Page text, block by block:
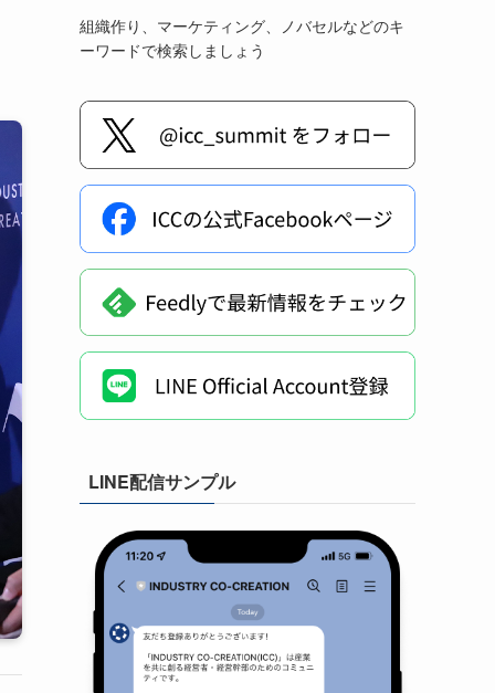
組織作り、マーケティング、ノバセルなどのキ
ーワードで検索しましょう
LINE配信サンプル